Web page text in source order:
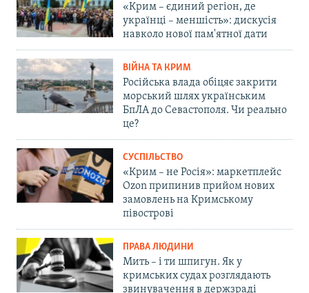
«Крим – єдиний регіон, де
українці – меншість»: дискусія
навколо нової пам'ятної дати
ВІЙНА ТА КРИМ
Російська влада обіцяє закрити
морський шлях українським
БпЛА до Севастополя. Чи реально
це?
СУСПІЛЬСТВО
«Крим – не Росія»: маркетплейс
Ozon припинив прийом нових
замовлень на Кримському
півострові
ПРАВА ЛЮДИНИ
Мить – і ти шпигун. Як у
кримських судах розглядають
звинувачення в держзраді